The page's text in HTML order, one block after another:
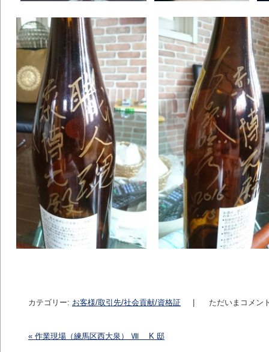
カテゴリー: お客様/取引先/社会貢献/資格証 | ただいまコメン
« 作業現場（練馬区西大泉） Ⅷ K 邸